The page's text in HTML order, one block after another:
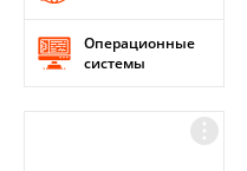
Операционные
системы